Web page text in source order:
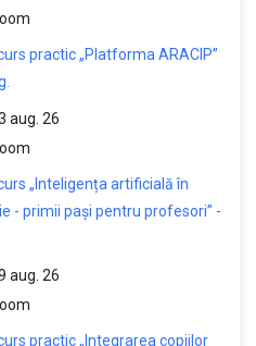
practic „Platforma ARACIP”
aug. 26
„Inteligența artificială în
- primii pași pentru profesori” -
aug. 26
practic „Integrarea copiilor